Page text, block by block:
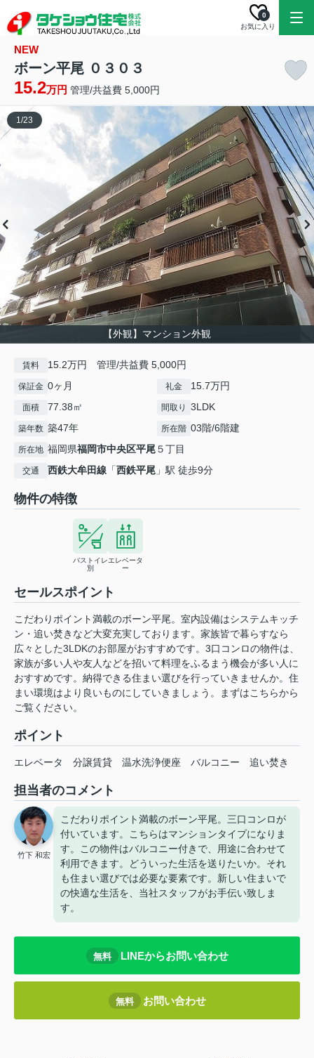
お気に入り
0
NEW
ボーン平尾 ０３０３
15.2万円 管理/共益費 5,000円
【外観】マンション外観
1/23
賃料 15.2万円 管理/共益費 5,000円
保証金 0ヶ月 礼金 15.7万円
面積 77.38㎡ 間取り 3LDK
築年数 築47年 所在階 03階/6階建
所在地 福岡県福岡市中央区平尾５丁目
交通 西鉄大牟田線 「西鉄平尾 」駅 徒歩9分
物件の特徴
バストイレ
別
エレベータ
ー
セールスポイント
こだわりポイント満載のボーン平尾。室内設備はシステムキッチ
ン・追い焚きなど大変充実しております。家族皆で暮らすなら
広々とした3LDKのお部屋がおすすめです。3口コンロの物件は、
家族が多い人や友人などを招いて料理をふるまう機会が多い人に
おすすめです。納得できる住まい選びを行っていきませんか。住
まい環境はより良いものにしていきましょう。まずはこちらから
ご覧ください。
ポイント
エレベータ 分譲賃貸 温水洗浄便座 バルコニー 追い焚き
担当者のコメント
竹下 和宏
こだわりポイント満載のボーン平尾。三口コンロが
付いています。こちらはマンションタイプになりま
す。この物件はバルコニー付きで、用途に合わせて
利用できます。どういった生活を送りたいか。それ
も住まい選びでは必要な要素です。新しい住まいで
の快適な生活を、当社スタッフがお手伝い致しま
す。
無料 LINEからお問い合わせ
無料 お問い合わせ